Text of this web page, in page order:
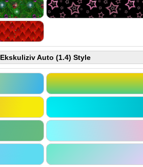
Ekskuliziv Auto (1.4) Style